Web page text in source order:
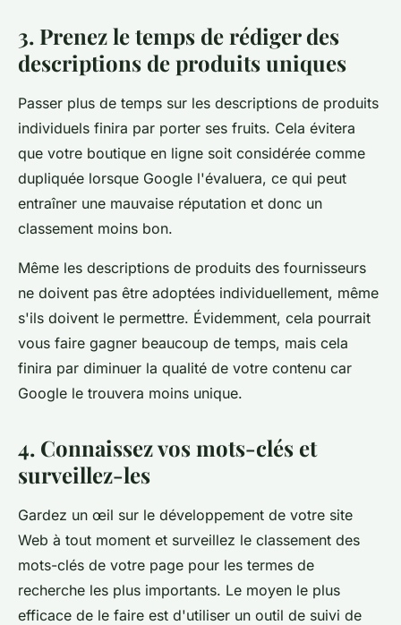
3. Prenez le temps de rédiger des
descriptions de produits uniques
Passer plus de temps sur les descriptions de produits
individuels finira par porter ses fruits. Cela évitera
que votre boutique en ligne soit considérée comme
dupliquée lorsque Google l'évaluera, ce qui peut
entraîner une mauvaise réputation et donc un
classement moins bon.
Même les descriptions de produits des fournisseurs
ne doivent pas être adoptées individuellement, même
s'ils doivent le permettre. Évidemment, cela pourrait
vous faire gagner beaucoup de temps, mais cela
finira par diminuer la qualité de votre contenu car
Google le trouvera moins unique.
4. Connaissez vos mots-clés et
surveillez-les
Gardez un œil sur le développement de votre site
Web à tout moment et surveillez le classement des
mots-clés de votre page pour les termes de
recherche les plus importants. Le moyen le plus
efficace de le faire est d'utiliser un outil de suivi de